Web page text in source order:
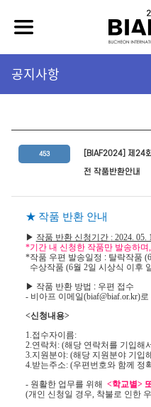
공지사항
453
[BIAF2024] 제24
전 작품반환안내
★ 작품 반환 안내
▶ 작품 반환 신청기간 : 2024. 05.
*기간 내 신청한 작품만 발송하며,
*작품 우편 발송일정 : 탈락작품 (6
수상작품 (6월 2일 시상식 이후
▶ 작품 반환 방법 : 우편 접수
- 비아프 이메일(biaf@biaf.or.kr)로
<신청내용>
1.접수자이름:
2.연락처: (해당 연락처를 기입해
3.지원분야: (해당 지원분야 기입
4.받는주소: (우편번호와 함께 정
- 원활한 업무를 위해 <학교별>
(개인 신청일 경우, 착불로 인한